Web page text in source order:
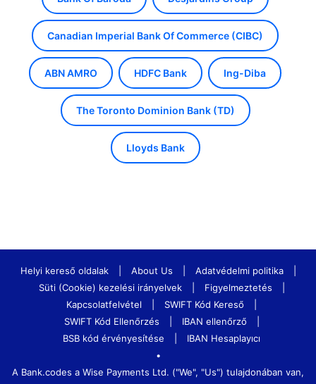
Canadian Imperial Bank Of Commerce (CIBC)
ABN AMRO HDFC Bank Ing-Diba
The Toronto Dominion Bank (TD)
Lloyds Bank
Helyi kereső oldalak About Us Adatvédelmi politika
Süti (Cookie) kezelési irányelvek
Figyelmeztetés
Kapcsolatfelvétel
SWIFT Kód Kereső
SWIFT Kód Ellenőrzés
IBAN ellenőrző
BSB kód érvényesítése
IBAN Hesaplayıcı
•
A Bank.codes a Wise Payments Ltd. ("We", "Us") tulajdonában van,